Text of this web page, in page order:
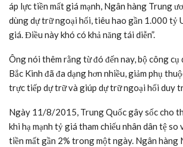
áp lực tiền mất giá mạnh, Ngân hàng Trung
dùng dự trữ ngoại hối, tiêu hao gần 1.000 tỷ
giá. Điều này khó có khả năng tái diễn”.
Ông nói thêm rằng từ đó đến nay, bộ công cụ
Bắc Kinh đã đa dạng hơn nhiều, giảm phụ
trực tiếp dự trữ và giúp dự trữ ngoại hối duy
Ngày 11/8/2015, Trung Quốc gây sốc cho
khi hạ mạnh tỷ giá tham chiếu nhân dân tệ so
tiền mất gần 2% trong một ngày. Ngân hàng